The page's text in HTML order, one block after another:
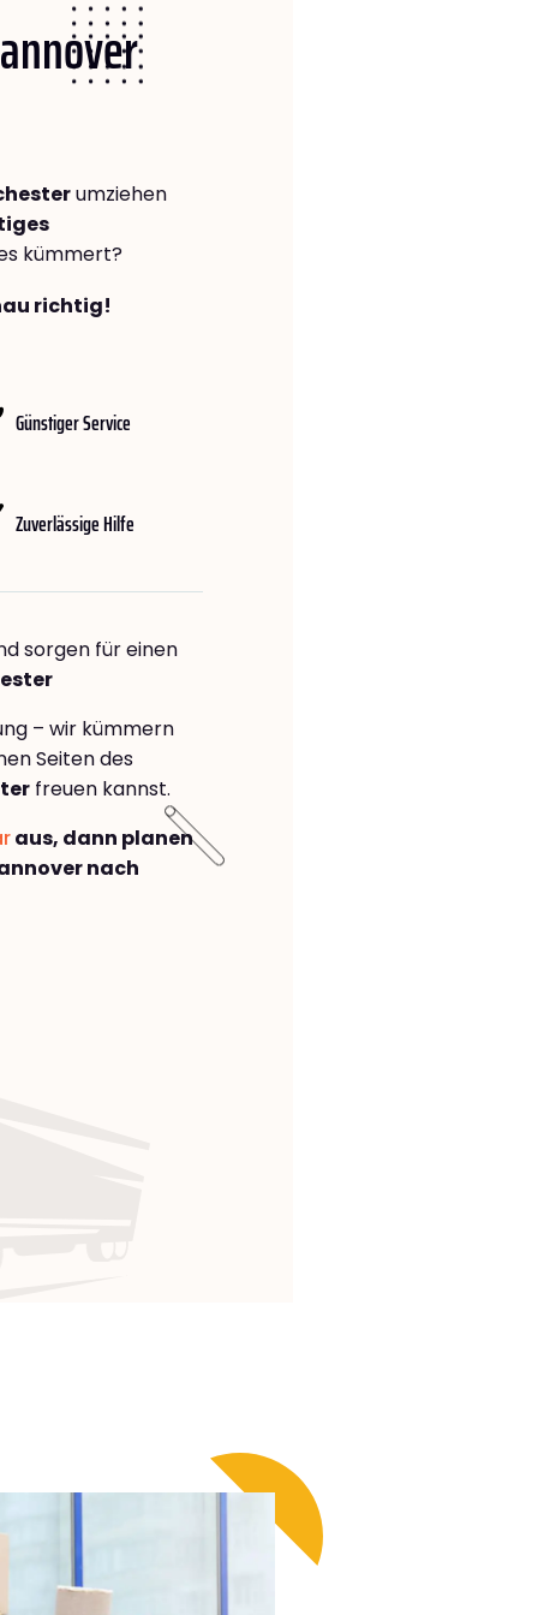
umziehen
kümmert?
richtig!
Günstiger Service
Zuverlässige Hilfe
sorgen für einen
– wir kümmern
Seiten des
freuen kannst.
aus, dann planen
nach